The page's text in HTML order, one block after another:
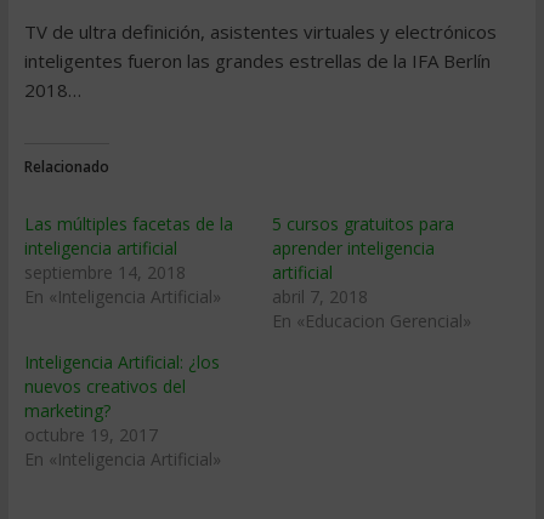
TV de ultra definición, asistentes virtuales y electrónicos
inteligentes fueron las grandes estrellas de la IFA Berlín
2018…
Relacionado
Las múltiples facetas de la
inteligencia artificial
septiembre 14, 2018
En «Inteligencia Artificial»
5 cursos gratuitos para
aprender inteligencia
artificial
abril 7, 2018
En «Educacion Gerencial»
Inteligencia Artificial: ¿los
nuevos creativos del
marketing?
octubre 19, 2017
En «Inteligencia Artificial»